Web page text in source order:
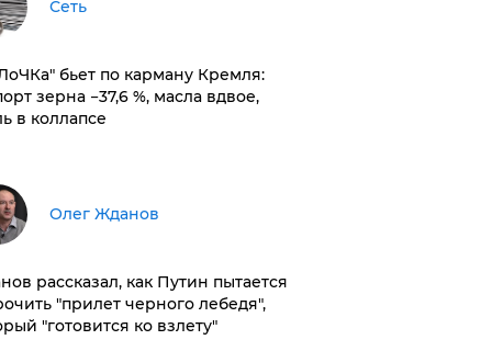
Сеть
бьет по карману Кремля:
зерна −37,6 %, масла вдвое,
в коллапсе
Олег Жданов
рассказал, как Путин пытается
"прилет черного лебедя",
"готовится ко взлету"